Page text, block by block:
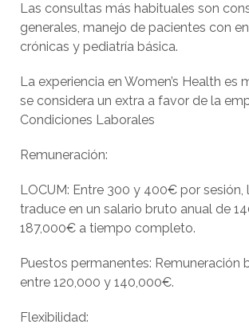
Las consultas más habituales son
generales, manejo de pacientes con
crónicas y pediatría básica.
La experiencia en Women’s Health es
se considera un extra a favor de la
Condiciones Laborales
Remuneración:
LOCUM: Entre 300 y 400€ por sesión,
traduce en un salario bruto anual de
187,000€ a tiempo completo.
Puestos permanentes: Remuneración
entre 120,000 y 140,000€.
Flexibilidad: